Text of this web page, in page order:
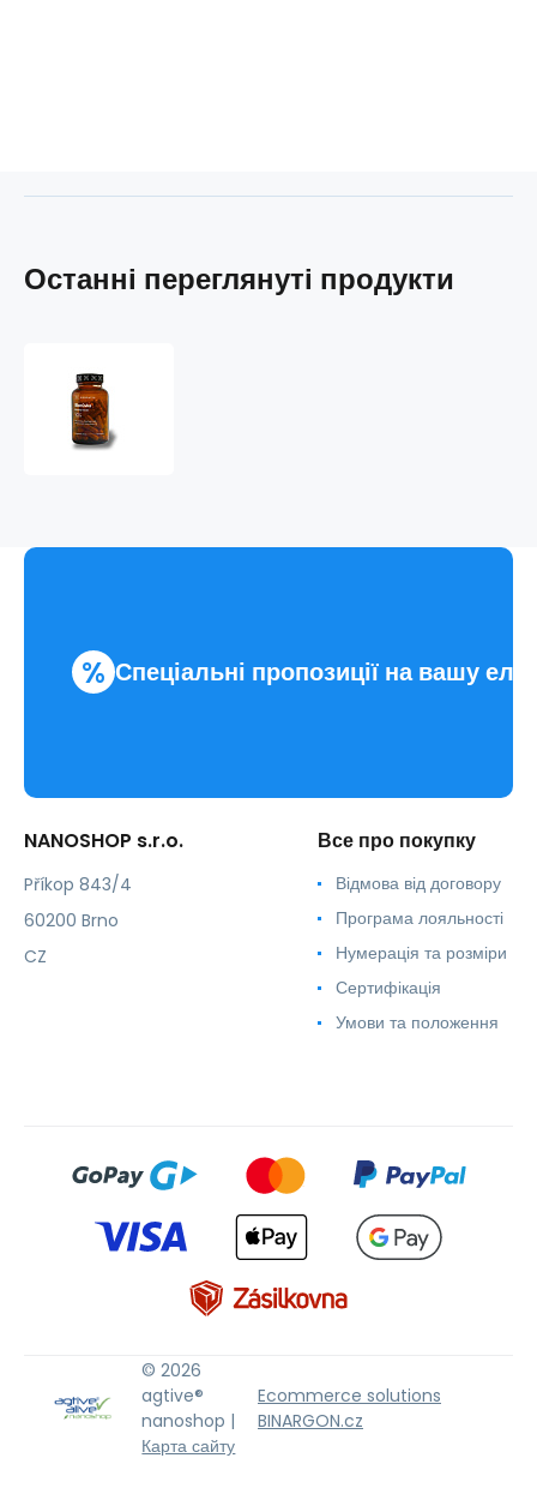
Останні переглянуті продукти
% Спеціальні пропозиції на вашу
NANOSHOP s.r.o.
Příkop 843/4
60200 Brno
CZ
Все про покупку
Відмова від договору
Програма лояльності
Нумерація та розміри
Сертифікація
Умови та положення
© 2026
agtive®
nanoshop |
Карта сайту
Ecommerce solutions
BINARGON.cz